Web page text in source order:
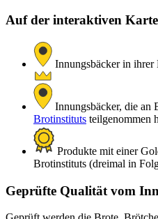
Auf der interaktiven
Innungsbäcker in ihrer
Innungsbäcker, die an
Brotinstituts teilgenommen
Produkte mit einer
Brotinstituts (dreimal in
Geprüfte Qualität vom